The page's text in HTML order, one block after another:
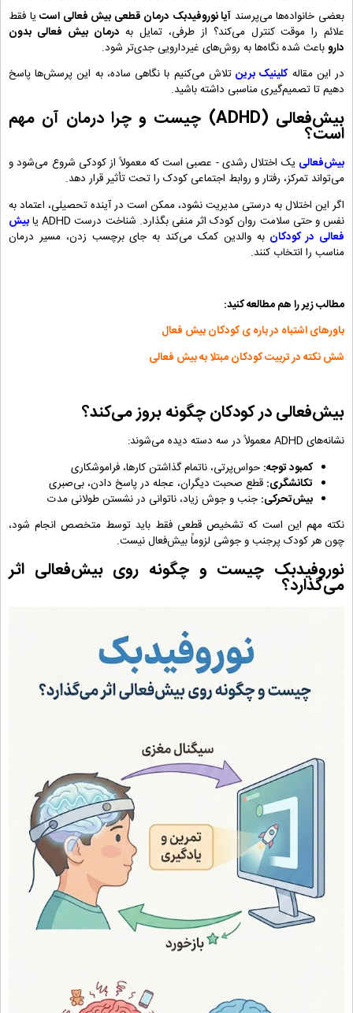
بعضی خانواده‌ها می‌پرسند آیا نوروفیدبک درمان قطعی بیش فعالی استیا فقط
علائم را موقت کنترل می‌کند؟ از طرفی، تمایل به درمان بیش فعالی بدون
داروباعث شده نگاه‌ها به روش‌های غیردارویی جدی‌تر شود.
در این مقالهکلینیک برین تلاش می‌کنیم با نگاهی ساده، به این پرسش‌ها پاسخ
دهیم تا تصمیم‌گیری مناسبی داشته باشید.
بیش‌فعالی (ADHD) چیست و چرا درمان آن مهم
است؟
بیش‌فعالی یک اختلال رشدی - عصبی است که معمولاً از کودکی شروع می‌شود و
می‌تواند تمرکز، رفتار و روابط اجتماعی کودک را تحت تأثیر قرار دهد.
اگر این اختلال به‌ درستی مدیریت نشود، ممکن است در آینده تحصیلی، اعتماد به
‌نفس و حتی سلامت روان کودک اثر منفی بگذارد. شناخت درست ADHD یا
بیش
فعالی در کودکان به والدین کمک می‌کند به ‌جای برچسب زدن، مسیر درمان
مناسب را انتخاب کنند.
مطالب زیر را هم مطالعه کنید:
باورهای اشتباه در باره ی کودکان بیش فعال
شش نکته در تربیت کودکان مبتلا به بیش فعالی
بیش‌فعالی در کودکان چگونه بروز می‌کند؟
نشانه‌های ADHD معمولاً در سه دسته دیده می‌شوند:
کمبود توجه: حواس‌پرتی، ناتمام گذاشتن کارها، فراموشکاری
تکانشگری: قطع صحبت دیگران، عجله در پاسخ دادن، بی‌صبری
بیش‌تحرکی: جنب ‌و جوش زیاد، ناتوانی در نشستن طولانی‌ مدت
نکته مهم این است که تشخیص قطعی فقط باید توسط متخصص انجام شود،
چون هر کودک پرجنب ‌و جوشی لزوماً بیش‌فعال نیست.
نوروفیدبک چیست و چگونه روی بیش‌فعالی اثر
می‌گذارد؟